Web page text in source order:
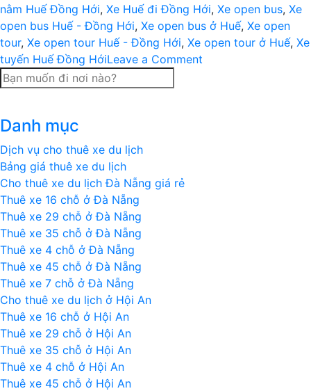
nằm Huế Đồng Hới, Xe Huế đi Đồng Hới, Xe open bus, Xe
open bus Huế - Đồng Hới, Xe open bus ở Huế, Xe open
tour, Xe open tour Huế - Đồng Hới, Xe open tour ở Huế, Xe
tuyến Huế Đồng HớiLeave a Comment
Danh mục
Dịch vụ cho thuê xe du lịch
Bảng giá thuê xe du lịch
Cho thuê xe du lịch Đà Nẵng giá rẻ
Thuê xe 16 chỗ ở Đà Nẵng
Thuê xe 29 chỗ ở Đà Nẵng
Thuê xe 35 chỗ ở Đà Nẵng
Thuê xe 4 chỗ ở Đà Nẵng
Thuê xe 45 chỗ ở Đà Nẵng
Thuê xe 7 chỗ ở Đà Nẵng
Cho thuê xe du lịch ở Hội An
Thuê xe 16 chỗ ở Hội An
Thuê xe 29 chỗ ở Hội An
Thuê xe 35 chỗ ở Hội An
Thuê xe 4 chỗ ở Hội An
Thuê xe 45 chỗ ở Hội An